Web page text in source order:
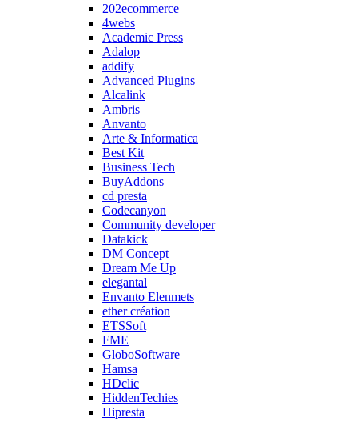
202ecommerce
4webs
Academic Press
Adalop
addify
Advanced Plugins
Alcalink
Ambris
Anvanto
Arte & Informatica
Best Kit
Business Tech
BuyAddons
cd presta
Codecanyon
Community developer
Datakick
DM Concept
Dream Me Up
elegantal
Envanto Elenmets
ether création
ETSSoft
FME
GloboSoftware
Hamsa
HDclic
HiddenTechies
Hipresta